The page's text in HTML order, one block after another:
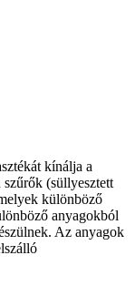
kínálja a
(süllyesztett
különböző
anyagokból
Az anyagok